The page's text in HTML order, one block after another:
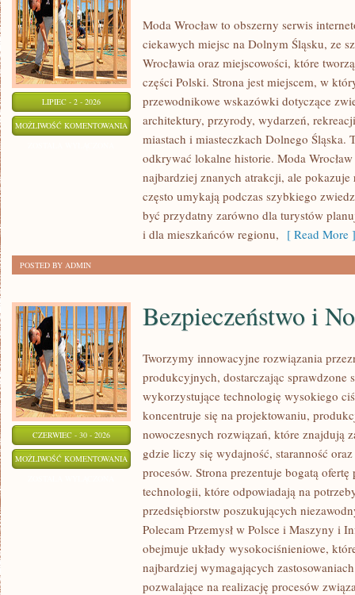
LIPIEC - 2 - 2026
MOŻLIWOŚĆ KOMENTOWANIA ZGORZELEC
Moda Wrocław to obszerny serwis
ciekawych miejsc na Dolnym Śląsku, ze
Wrocławia oraz miejscowości, które
części Polski. Strona jest miejscem, w
przewodnikowe wskazówki dotyczące
architektury, przyrody, wydarzeń,
miastach i miasteczkach Dolnego Śląska.
odkrywać lokalne historie. Moda
najbardziej znanych atrakcji, ale
często umykają podczas szybkiego
być przydatny zarówno dla turystów
i dla mieszkańców regionu, [ Read More ]
POSTED BY ADMIN
CZERWIEC - 30 - 2026
MOŻLIWOŚĆ KOMENTOWANIA BEZPIECZEŃSTWO
NORMY
Bezpieczeństwo i
Tworzymy innowacyjne rozwiązania
produkcyjnych, dostarczając sprawdzone
wykorzystujące technologię wysokiego
koncentruje się na projektowaniu,
nowoczesnych rozwiązań, które znajdują
gdzie liczy się wydajność, staranność
procesów. Strona prezentuje bogatą ofertę
technologii, które odpowiadają na
przedsiębiorstw poszukujących
Polecam Przemysł w Polsce i Maszyny i
obejmuje układy wysokociśnieniowe,
najbardziej wymagających
pozwalające na realizację procesów